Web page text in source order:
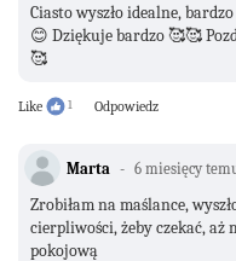
Ciasto wyszło idealne,
😊 Dziękuje bardzo 🥰🥰
🥰
Like 1 Odpowiedz
Marta 6 miesięcy
Zrobiłam na maślance,
cierpliwości, żeby czekać,
pokojową